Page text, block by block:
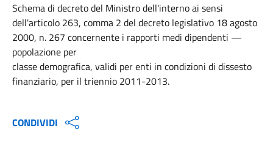
Schema di decreto del Ministro dell'interno ai sensi
dell'articolo 263, comma 2 del decreto legislativo 18 agosto
2000, n. 267 concernente i rapporti medi dipendenti —
popolazione per
classe demografica, validi per enti in condizioni di dissesto
finanziario, per il triennio 2011-2013.
CONDIVIDI